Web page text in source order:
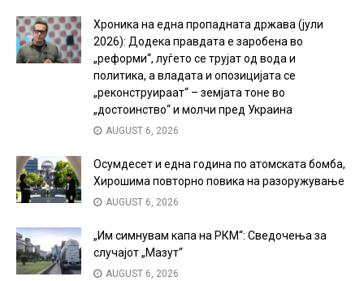
Хроника на една пропадната држава (јули
2026): Додека правдата е заробена во
„реформи“, луѓето се трујат од вода и
политика, а владата и опозицијата се
„реконструираат“ – земјата тоне во
„достоинство“ и молчи пред Украина
AUGUST 6, 2026
Осумдесет и една година по атомската бомба,
Хирошима повторно повика на разоружување
AUGUST 6, 2026
„Им симнувам капа на РКМ“: Сведочења за
случајот „Мазут“
AUGUST 6, 2026